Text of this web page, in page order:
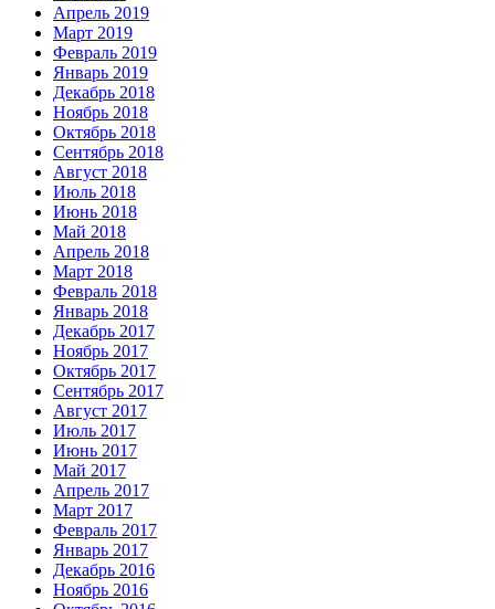
Апрель 2019
Март 2019
Февраль 2019
Январь 2019
Декабрь 2018
Ноябрь 2018
Октябрь 2018
Сентябрь 2018
Август 2018
Июль 2018
Июнь 2018
Май 2018
Апрель 2018
Март 2018
Февраль 2018
Январь 2018
Декабрь 2017
Ноябрь 2017
Октябрь 2017
Сентябрь 2017
Август 2017
Июль 2017
Июнь 2017
Май 2017
Апрель 2017
Март 2017
Февраль 2017
Январь 2017
Декабрь 2016
Ноябрь 2016